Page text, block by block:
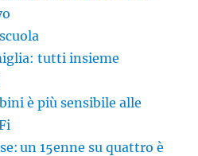
tutti insieme
è più sensibile alle
un 15enne su quattro è